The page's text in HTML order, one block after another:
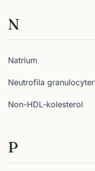
N
Natrium
Neutrofila granulocyter
Non-HDL-kolesterol
P